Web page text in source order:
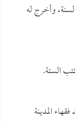
وأخرج له
الستة.
المدينة